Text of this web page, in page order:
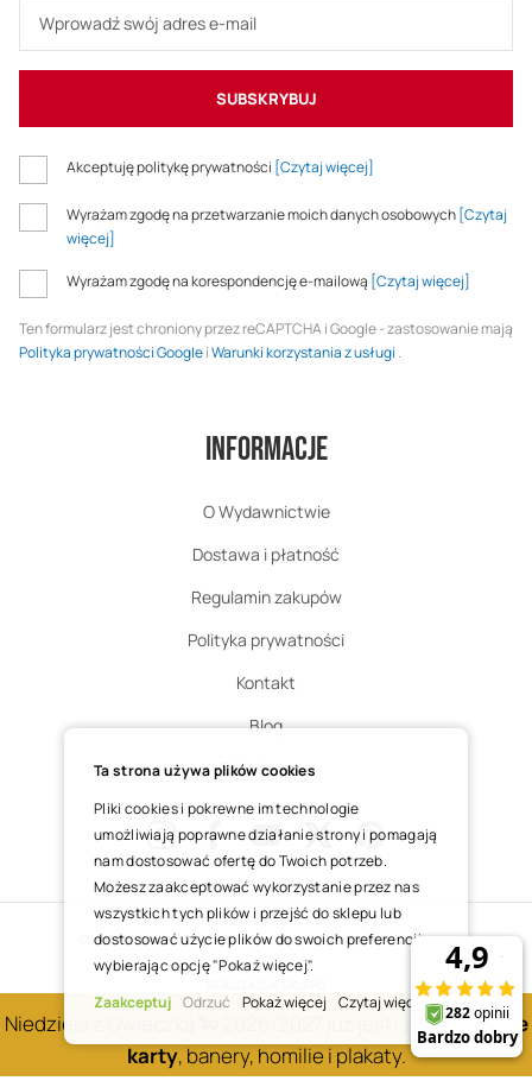
SUBSKRYBUJ
Akceptuję politykę prywatności [Czytaj więcej]
Wyrażam zgodę na przetwarzanie moich danych osobowych[Czytaj
więcej]
Wyrażam zgodę na korespondencję e-mailową [Czytaj więcej]
Niedziela z Owieczką 🐑 2026/2027 już jest! Zobacznowe
karty, banery, homilie i plakaty.
Ten formularz jest chroniony przez reCAPTCHA i Google - zastosowanie mają
Polityka prywatności GoogleiWarunki korzystania z usługi .
Informacje
O Wydawnictwie
Dostawa i płatność
Regulamin zakupów
Polityka prywatności
Kontakt
Blog
Zgłoś zwrot
InstagramFacebookYoutube
X Pinterest
COPYRIGHT © 2025 ŚWIĘTY WOJCIECH DOM MEDIALNY SP. Z O.O.
Ta strona używa plików cookies
Pliki cookies i pokrewne im technologie
umożliwiają poprawne działanie strony i pomagają
nam dostosować ofertę do Twoich potrzeb.
Możesz zaakceptować wykorzystanie przez nas
wszystkich tych plików i przejść do sklepu lub
dostosować użycie plików do swoich preferencji,
wybierając opcję "Pokaż więcej".
Zaakceptuj Odrzuć Pokaż więcej Czytaj więcej